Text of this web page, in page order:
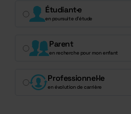
Étudiant·e
en poursuite d’étude
Parent
en recherche pour mon enfant
Professionnel·le
en évolution de carrière